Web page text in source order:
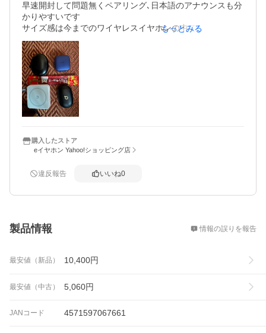
早速開封して問題無くペアリング､日本語のアナウンスも分
かりやすいです
サイズ感は今までのワイヤレスイヤホンの中で小さいです
が機能は十分です
マルチポイント
完全ワイヤレス充電(本体もワイヤレス充電)
一晩中つけてみましたが、朝まで充電せずに持ちました
もっとみる
購入したストア
eイヤホン Yahoo!ショッピング店
違反報告 いいね0
製品情報 情報の誤りを報告
最安値（新品） 10,400円
最安値（中古） 5,060円
JANコード 4571597067661